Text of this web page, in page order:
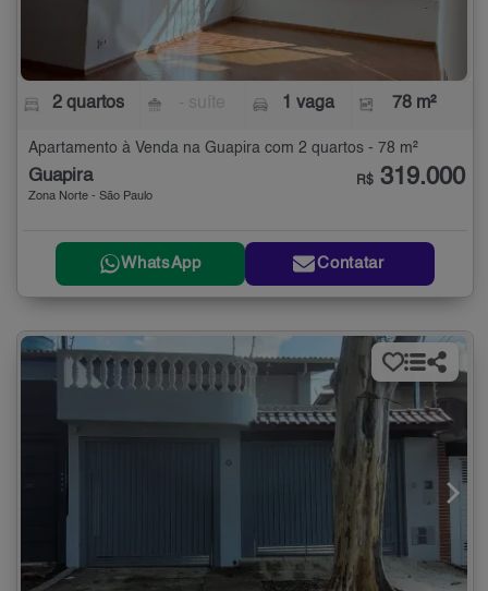
2 quartos 1 vaga 78 m²
Apartamento à Venda na Guapira com 2 quartos - 78 m²
Guapira
Zona Norte - São Paulo
R$ 319.000
WhatsApp Contatar